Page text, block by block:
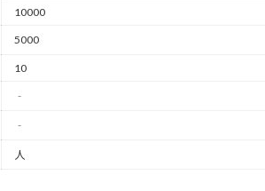
10000
5000
10
‐
‐
人